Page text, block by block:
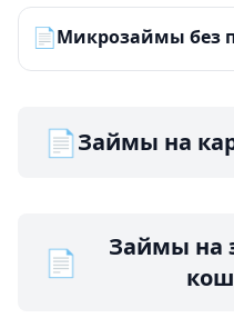
📄
📄Займы на
📄
Займы на